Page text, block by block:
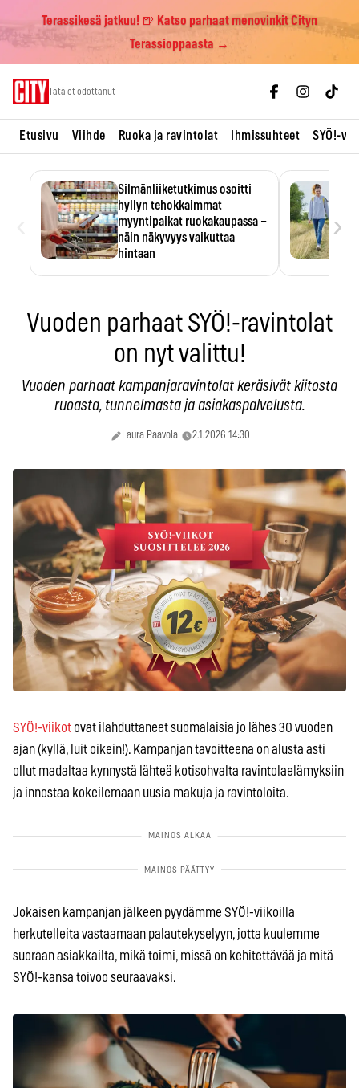
Terassikesä jatkuu! 🍺 Katso parhaat menovinkit Cityn
Terassioppaasta →
Tätä et odottanut
Etusivu Viihde Ruoka ja ravintolat Ihmissuhteet SYÖ!-
Silmänliiketutkimus osoitti
hyllyn tehokkaimmat
myyntipaikat ruokakaupassa –
näin näkyvyys vaikuttaa
hintaan
›
Vuoden parhaat SYÖ!-ravintolat
on nyt valittu!
Vuoden parhaat kampanjaravintolat keräsivät kiitosta
ruoasta, tunnelmasta ja asiakaspalvelusta.
Laura Paavola 2.1.2026 14:30
SYÖ!-viikot ovat ilahduttaneet suomalaisia jo lähes 30 vuoden
ajan (kyllä, luit oikein!). Kampanjan tavoitteena on alusta asti
ollut madaltaa kynnystä lähteä kotisohvalta ravintolaelämyksiin
ja innostaa kokeilemaan uusia makuja ja ravintoloita.
Jokaisen kampanjan jälkeen pyydämme SYÖ!-viikoilla
herkutelleita vastaamaan palautekyselyyn, jotta kuulemme
suoraan asiakkailta, mikä toimi, missä on kehitettävää ja mitä
SYÖ!-kansa toivoo seuraavaksi.